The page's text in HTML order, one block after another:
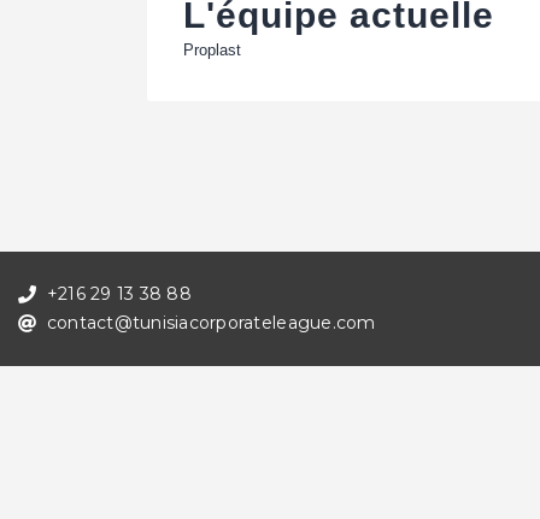
L'équipe actuelle
Proplast
+216 29 13 38 88
contact@tunisiacorporateleague.com